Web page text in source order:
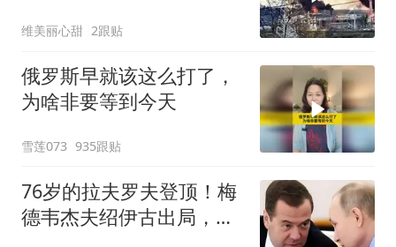
维美丽心甜 2跟贴
俄罗斯早就该这么打了，
为啥非要等到今天
雪莲073 935跟贴
76岁的拉夫罗夫登顶！梅
德韦杰夫绍伊古出局，普